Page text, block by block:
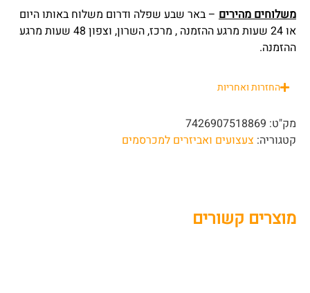
משלוחים מהירים – באר שבע שפלה ודרום משלוח באותו היום
או 24 שעות מרגע ההזמנה , מרכז, השרון, וצפון 48 שעות מרגע
ההזמנה.
החזרות ואחריות
מק"ט: 7426907518869
קטגוריה: צעצועים ואביזרים למכרסמים
מוצרים קשורים